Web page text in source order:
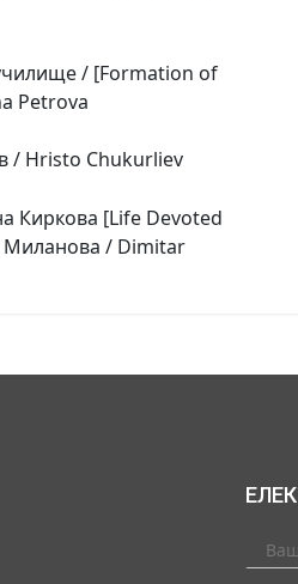
/ [Formation of
Petrova
/ Hristo Chukurliev
Киркова [Life Devoted
Миланова / Dimitar